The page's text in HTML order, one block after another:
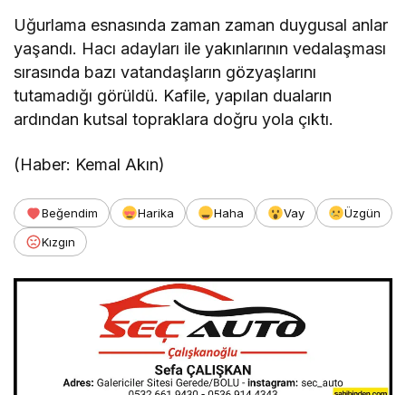
Uğurlama esnasında zaman zaman duygusal anlar
yaşandı. Hacı adayları ile yakınlarının vedalaşması
sırasında bazı vatandaşların gözyaşlarını
tutamadığı görüldü. Kafile, yapılan duaların
ardından kutsal topraklara doğru yola çıktı.
(Haber: Kemal Akın)
Beğendim Harika Haha Vay
Üzgün
Kızgın